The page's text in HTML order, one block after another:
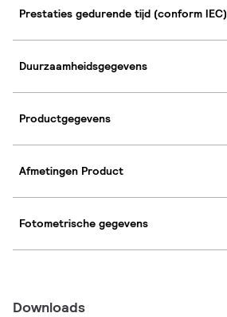
Prestaties gedurende tijd (conform IEC)
Duurzaamheidsgegevens
Productgegevens
Afmetingen Product
Fotometrische gegevens
Downloads